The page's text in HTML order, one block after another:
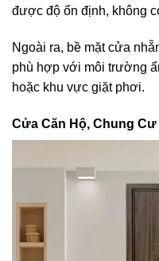
được độ ổn định, không
Ngoài ra, bề mặt cửa
phù hợp với môi trường
hoặc khu vực giặt phơi.
Cửa Căn Hộ, Chung Cư